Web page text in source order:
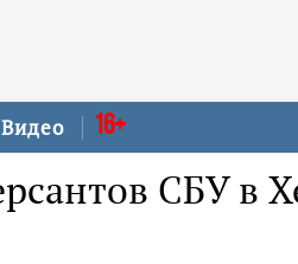
Видео 16+
СБУ в